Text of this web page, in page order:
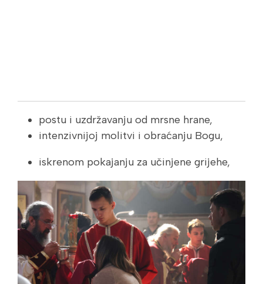
postu i uzdržavanju od mrsne hrane,
intenzivnijoj molitvi i obraćanju Bogu,
iskrenom pokajanju za učinjene grijehe,